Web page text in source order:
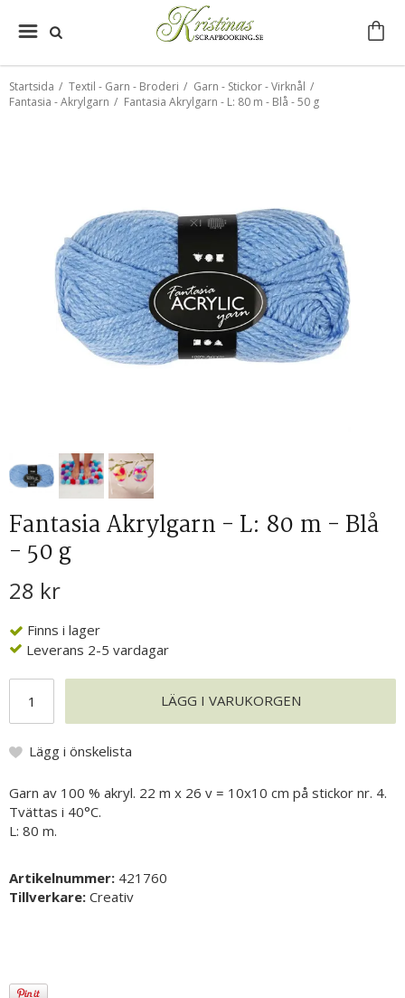
Startsida / Textil - Garn - Broderi / Garn - Stickor - Virknål /
Fantasia - Akrylgarn / Fantasia Akrylgarn - L: 80 m - Blå - 50 g
Fantasia Akrylgarn - L: 80 m - Blå
- 50 g
28 kr
Finns i lager
Leverans 2-5 vardagar
LÄGG I VARUKORGEN
Lägg i önskelista
Garn av 100 % akryl. 22 m x 26 v = 10x10 cm på stickor nr. 4.
Tvättas i 40°C.
L: 80 m.
Artikelnummer: 421760
Tillverkare: Creativ